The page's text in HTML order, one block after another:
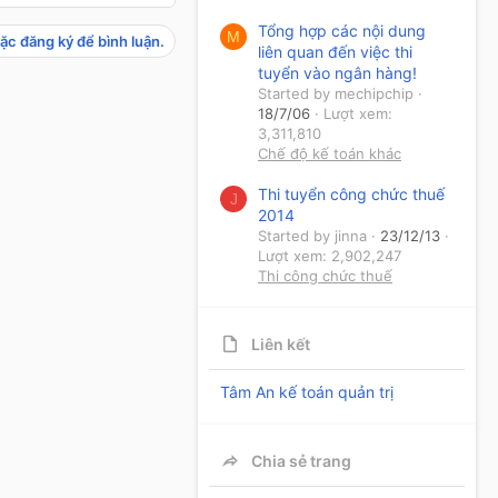
đăng ký để bình luận. M
Tổng hợp các nội dung
liên quan đến việc thi
tuyển vào ngân hàng!
Started by mechipchip
18/7/06
Lượt xem:
3,311,810
Chế độ kế toán khác
J
Thi tuyển công chức thuế
2014
Started by jinna
23/12/13
Lượt xem: 2,902,247
Thi công chức thuế
Liên kết
Tâm An kế toán quản trị
Chia sẻ trang